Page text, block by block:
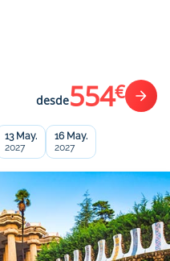
desde554€
13 May.
2027
16 May.
2027